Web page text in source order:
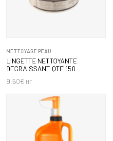
NETTOYAGE PEAU
LINGETTE NETTOYANTE
DEGRAISSANT QTE 150
9,60€ HT